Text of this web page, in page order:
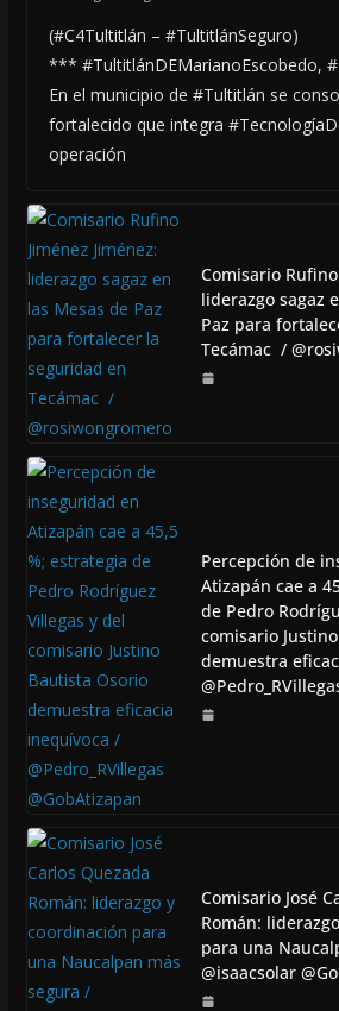
(#C4Tultitlán – #TultitlánSeguro)
*** #TultitlánDEMarianoEscobedo,
En el municipio de #Tultitlán se
fortalecido que integra
operación
Comisario
liderazgo sagaz
Paz para
Tecámac /
Percepción de
Atizapán cae a
de Pedro
comisario
demuestra
Comisario José
Román:
para una
@isaacsolar